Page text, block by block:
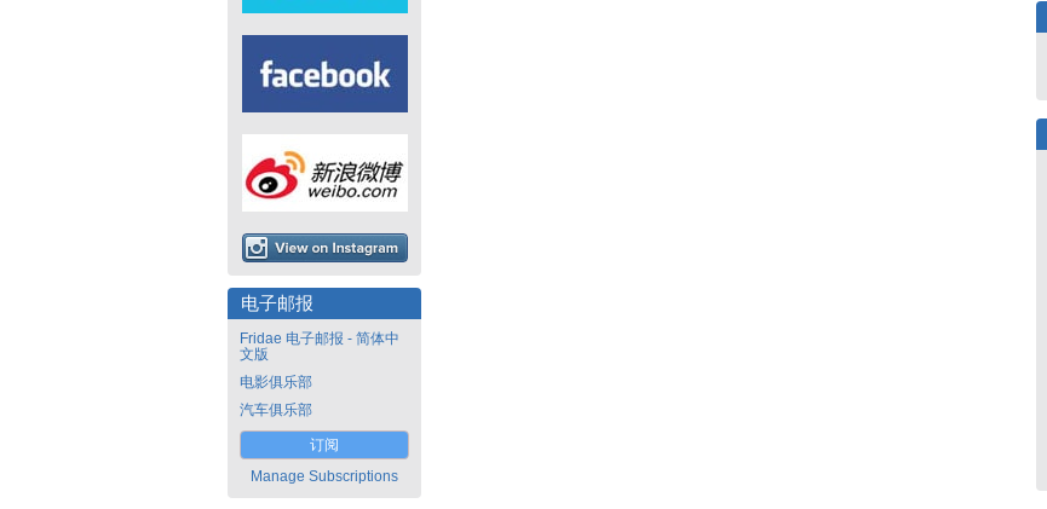
电子邮报
Fridae 电子邮报 - 简体中
文版
电影俱乐部
汽车俱乐部
订阅
Manage Subscriptions